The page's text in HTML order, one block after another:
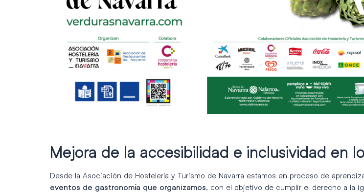
Mejora de la accesibilidad e inclusividad en
Desde la Asociación de Hostelería y Turismo de Navarra estamos en proceso de
eventos de gastronomía que organizamos , con el objetivo de cumplir el derecho a la